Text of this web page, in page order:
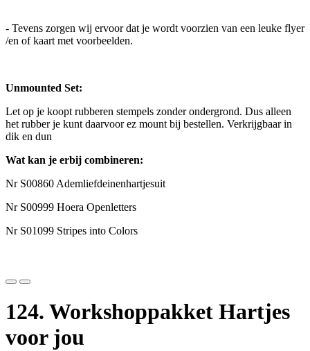
- Tevens zorgen wij ervoor dat je wordt voorzien van een leuke flyer
/en of kaart met voorbeelden.
Unmounted Set:
Let op je koopt rubberen stempels zonder ondergrond. Dus alleen
het rubber je kunt daarvoor ez mount bij bestellen. Verkrijgbaar in
dik en dun
Wat kan je erbij combineren:
Nr S00860 Ademliefdeinenhartjesuit
Nr S00999 Hoera Openletters
Nr S01099 Stripes into Colors
124. Workshoppakket Hartjes
voor jou